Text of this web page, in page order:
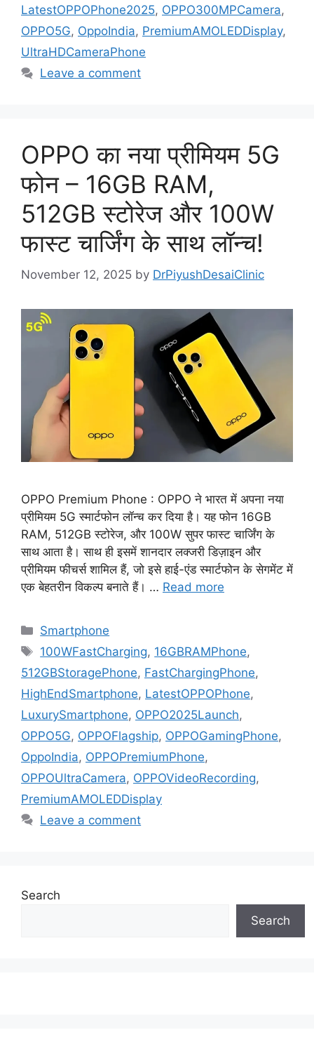
LatestOPPOPhone2025, OPPO300MPCamera,
OPPO5G, OppoIndia, PremiumAMOLEDDisplay,
UltraHDCameraPhone
Leave a comment
OPPO का नया प्रीमियम 5G
फोन – 16GB RAM,
512GB स्टोरेज और 100W
फास्ट चार्जिंग के साथ लॉन्च!
November 12, 2025 by DrPiyushDesaiClinic
OPPO Premium Phone : OPPO ने भारत में अपना नया
प्रीमियम 5G स्मार्टफोन लॉन्च कर दिया है। यह फोन 16GB
RAM, 512GB स्टोरेज, और 100W सुपर फास्ट चार्जिंग के
साथ आता है। साथ ही इसमें शानदार लक्जरी डिज़ाइन और
प्रीमियम फीचर्स शामिल हैं, जो इसे हाई-एंड स्मार्टफोन के सेगमेंट में
एक बेहतरीन विकल्प बनाते हैं। … Read more
Categories
Smartphone
Tags
100WFastCharging, 16GBRAMPhone,
512GBStoragePhone, FastChargingPhone,
HighEndSmartphone, LatestOPPOPhone,
LuxurySmartphone, OPPO2025Launch,
OPPO5G, OPPOFlagship, OPPOGamingPhone,
OppoIndia, OPPOPremiumPhone,
OPPOUltraCamera, OPPOVideoRecording,
PremiumAMOLEDDisplay
Leave a comment
Search
Search